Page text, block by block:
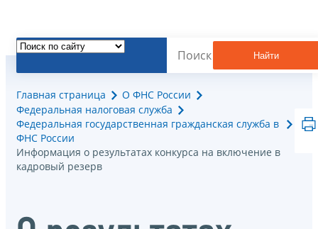
Найти
Главная страница
О ФНС России
Федеральная налоговая служба
Федеральная государственная гражданская служба в
ФНС России
Информация о результатах конкурса на включение в
кадровый резерв